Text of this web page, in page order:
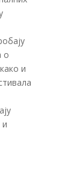
о
и
и